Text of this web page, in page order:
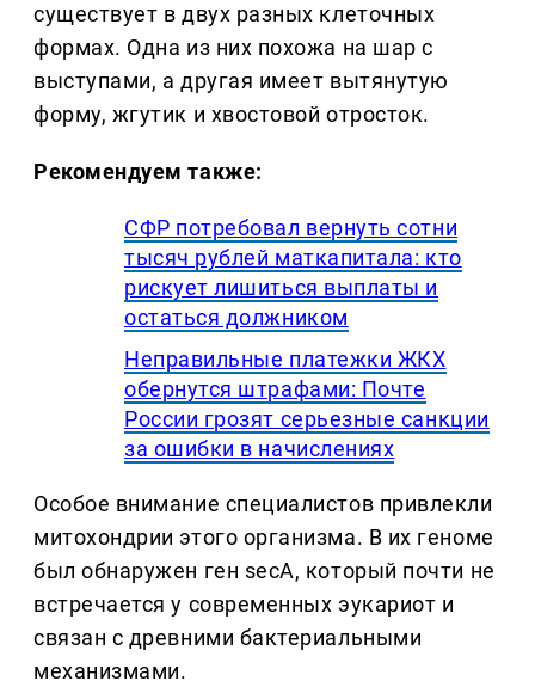
существует в двух разных клеточных
формах. Одна из них похожа на шар с
выступами, а другая имеет вытянутую
форму, жгутик и хвостовой отросток.
Рекомендуем также:
СФР потребовал вернуть сотни
тысяч рублей маткапитала: кто
рискует лишиться выплаты и
остаться должником
Неправильные платежки ЖКХ
обернутся штрафами: Почте
России грозят серьезные санкции
за ошибки в начислениях
Особое внимание специалистов привлекли
митохондрии этого организма. В их геноме
был обнаружен ген secA, который почти не
встречается у современных эукариот и
связан с древними бактериальными
механизмами.